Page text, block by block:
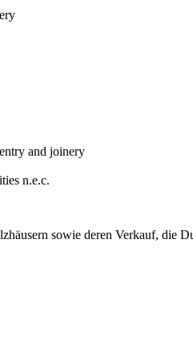
and joinery
n.e.c.
sowie deren Verkauf, die